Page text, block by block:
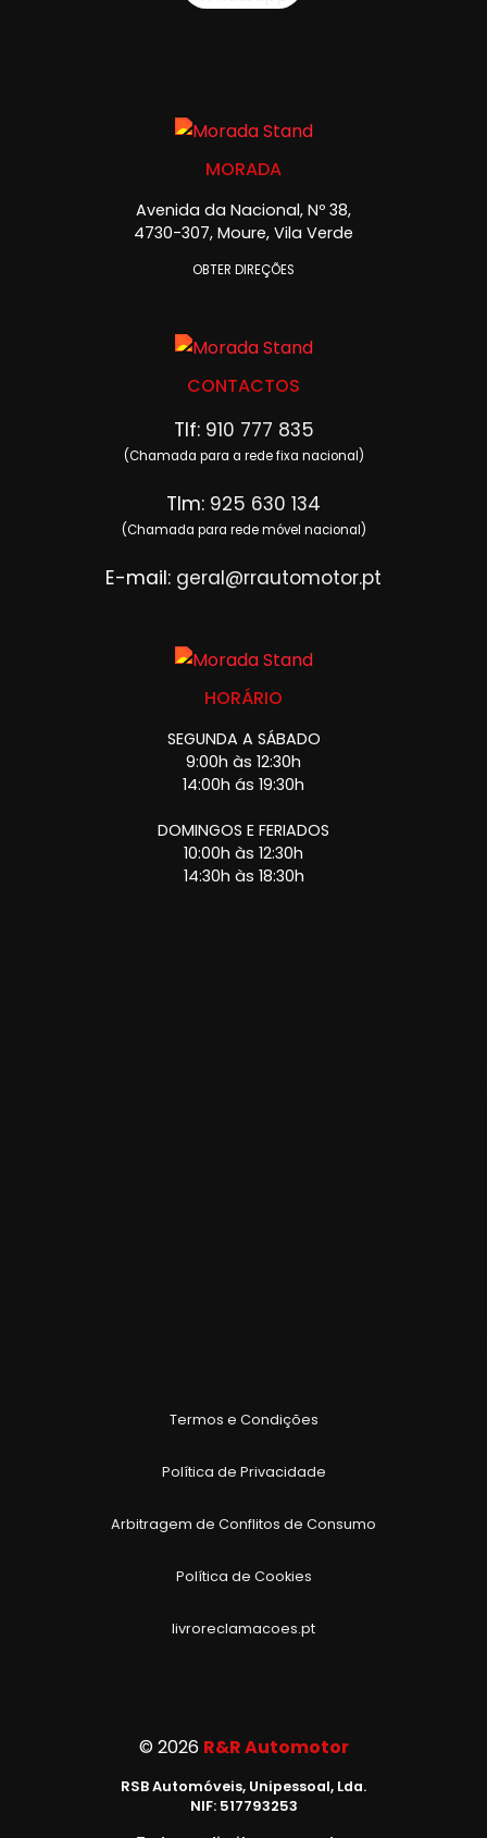
MORADA
Avenida da Nacional, Nº 38,
4730-307, Moure, Vila Verde
OBTER DIREÇÕES
CONTACTOS
Tlf: 910 777 835
(Chamada para a rede fixa nacional)
Tlm: 925 630 134
(Chamada para rede móvel nacional)
E-mail: geral@rrautomotor.pt
HORÁRIO
SEGUNDA A SÁBADO
9:00h às 12:30h
14:00h ás 19:30h
DOMINGOS E FERIADOS
10:00h às 12:30h
14:30h às 18:30h
Termos e Condições
Política de Privacidade
Arbitragem de Conflitos de Consumo
Política de Cookies
livroreclamacoes.pt
© 2026 R&R Automotor
RSB Automóveis, Unipessoal, Lda.
NIF: 517793253